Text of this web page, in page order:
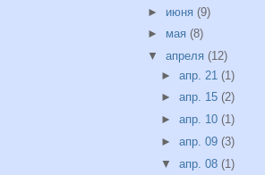
► июня (9)
► мая (8)
▼ апреля (12)
►апр. 21(1)
►апр. 15(2)
►апр. 10(1)
►апр. 09(3)
▼апр. 08(1)